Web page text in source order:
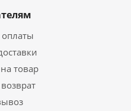
товар